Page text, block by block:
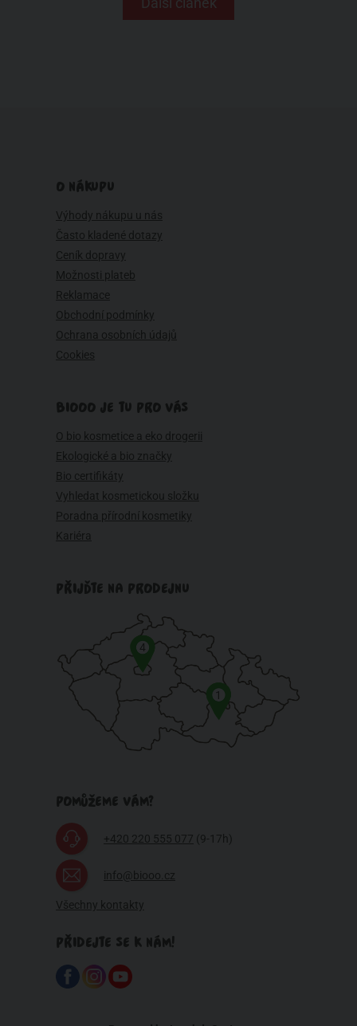
O NÁKUPU
Výhody nákupu u nás
Často kladené dotazy
Ceník dopravy
Možnosti plateb
Reklamace
Obchodní podmínky
Ochrana osobních údajů
Cookies
BIOOO JE TU PRO VÁS
O bio kosmetice a eko drogerii
Ekologické a bio značky
Bio certifikáty
Vyhledat kosmetickou složku
Poradna přírodní kosmetiky
Kariéra
PŘIJĎTE NA PRODEJNU
1
4
POMŮŽEME VÁM?
+420 220 555 077 (9-17h)
info@biooo.cz
Všechny kontakty
PŘIDEJTE SE K NÁM!